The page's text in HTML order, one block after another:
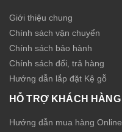
Giới thiệu chung
Chính sách vận chuyển
Chính sách bảo hành
Chính sách đổi, trả hàng
Hướng dẫn lắp đặt Kệ gỗ
HỖ TRỢ KHÁCH HÀNG
Hướng dẫn mua hàng Online